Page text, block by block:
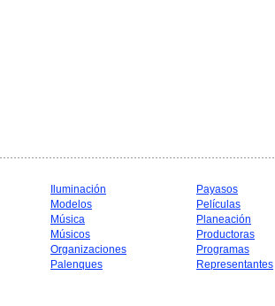
Iluminación
Modelos
Música
Músicos
Organizaciones
Palenques
Payasos
Películas
Planeación
Productoras
Programas
Representantes